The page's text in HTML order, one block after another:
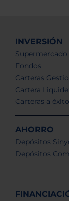
INVERSIÓN
Supermercado
Fondos
Carteras
Cartera
Carteras a éxito
AHORRO
Depósitos
Depósitos